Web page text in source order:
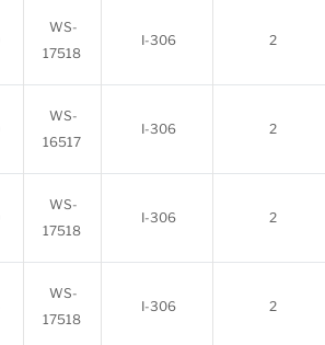
WS-
17518
I-306 2
WS-
16517
I-306 2
WS-
17518
I-306 2
WS-
17518
I-306 2